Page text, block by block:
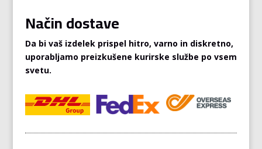
Način dostave
Da bi vaš izdelek prispel hitro, varno in diskretno,
uporabljamo preizkušene kurirske službe po vsem
svetu.